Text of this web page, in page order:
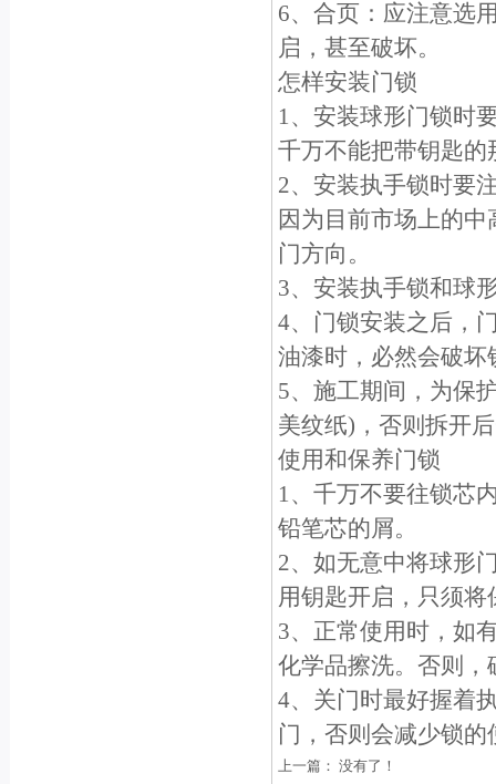
6、合页：应注意选
启，甚至破坏。
怎样安装门锁
1、安装球形门锁时
千万不能把带钥匙
2、安装执手锁时要
因为目前市场上的
门方向。
3、安装执手锁和球
4、门锁安装之后，
油漆时，必然会破坏
5、施工期间，为保
美纹纸)，否则拆开
使用和保养门锁
1、千万不要往锁芯
铅笔芯的屑。
2、如无意中将球形
用钥匙开启，只须
3、正常使用时，如
化学品擦洗。否则
4、关门时最好握着
门，否则会减少锁的
上一篇： 没有了！